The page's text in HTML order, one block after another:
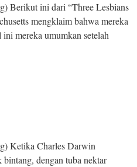
Berikut ini dari “Three Lesbians
mengklaim bahwa mereka
mereka umumkan setelah
Ketika Charles Darwin
dengan tuba nektar